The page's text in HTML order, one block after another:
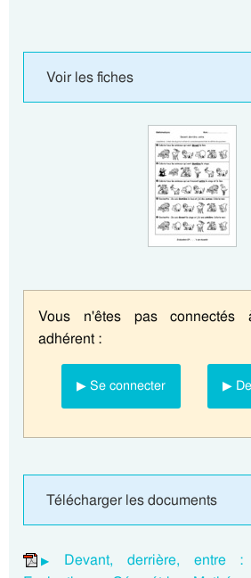
Voir les fiches
Vous n'êtes pas connectés
adhérent :
▶ Se connecter ▶
Télécharger les documents
Devant, derrière, entre